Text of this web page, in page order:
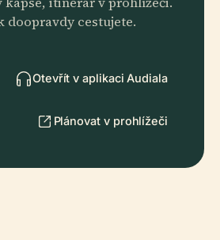
doopravdy cestujete.
Otevřít v aplikaci Audiala
Plánovat v prohlížeči